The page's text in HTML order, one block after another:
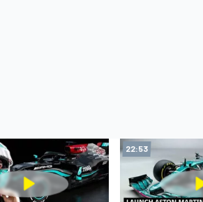
22:53